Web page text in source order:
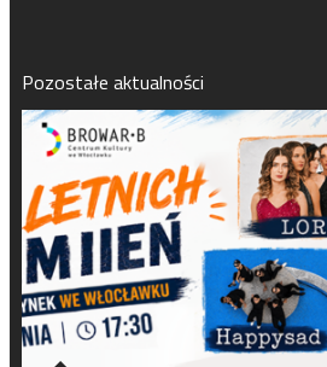
Pozostałe aktualności